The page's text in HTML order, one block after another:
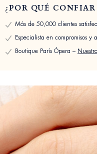
¿POR QUÉ
Más de 50,000 clientes
Especialista en compromisos y
Boutique París Ópera –